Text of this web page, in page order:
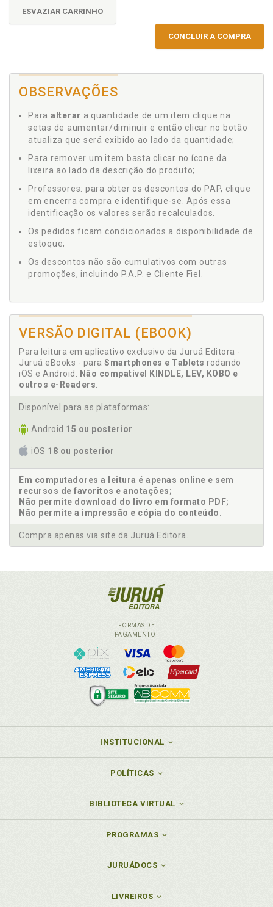
ESVAZIAR CARRINHO
CONCLUIR A COMPRA
OBSERVAÇÕES
Para alterar a quantidade de um item clique na
setas de aumentar/diminuir e então clicar no botão
atualiza que será exibido ao lado da quantidade;
Para remover um item basta clicar no ícone da
lixeira ao lado da descrição do produto;
Professores: para obter os descontos do PAP, clique
em encerra compra e identifique-se. Após essa
identificação os valores serão recalculados.
Os pedidos ficam condicionados a disponibilidade de
estoque;
Os descontos não são cumulativos com outras
promoções, incluindo P.A.P. e Cliente Fiel.
VERSÃO DIGITAL (EBOOK)
Para leitura em aplicativo exclusivo da Juruá Editora -
Juruá eBooks - para Smartphones e Tablets rodando
iOS e Android.
Não compatível KINDLE, LEV, KOBO e
outros e-Readers
Disponível para as plataformas:
Android 15 ou posterior
iOS 18 ou posterior
Em computadores a leitura é apenas online e sem
recursos de favoritos e anotações;
Não permite download do livro em formato PDF;
Não permite a impressão e cópia do conteúdo.
Compra apenas via site da Juruá Editora.
FORMAS DE
PAGAMENTO
INSTITUCIONAL
POLÍTICAS
BIBLIOTECA VIRTUAL
PROGRAMAS
JURUÁDOCS
LIVREIROS